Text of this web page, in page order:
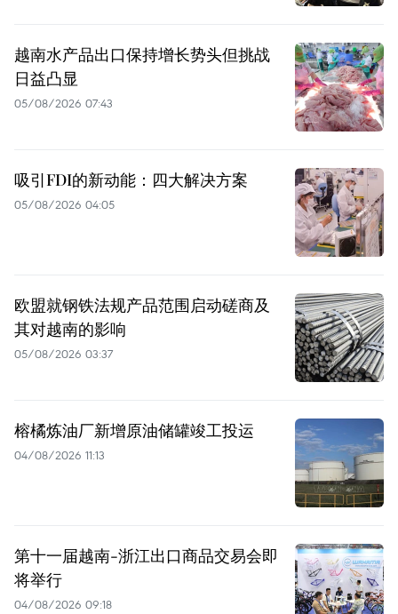
越南水产品出口保持增长势头但挑战
日益凸显
05/08/2026 07:43
吸引FDI的新动能：四大解决方案
05/08/2026 04:05
欧盟就钢铁法规产品范围启动磋商及
其对越南的影响
05/08/2026 03:37
榕橘炼油厂新增原油储罐竣工投运
04/08/2026 11:13
第十一届越南-浙江出口商品交易会即
将举行
04/08/2026 09:18